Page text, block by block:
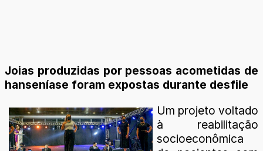
Joias produzidas por pessoas acometidas de
hanseníase foram expostas durante desfile
Um projeto voltado
à reabilitação
socioeconômica